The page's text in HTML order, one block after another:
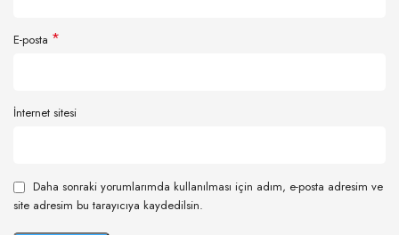
E-posta *
İnternet sitesi
Daha sonraki yorumlarımda kullanılması için adım, e-posta adresim ve
site adresim bu tarayıcıya kaydedilsin.